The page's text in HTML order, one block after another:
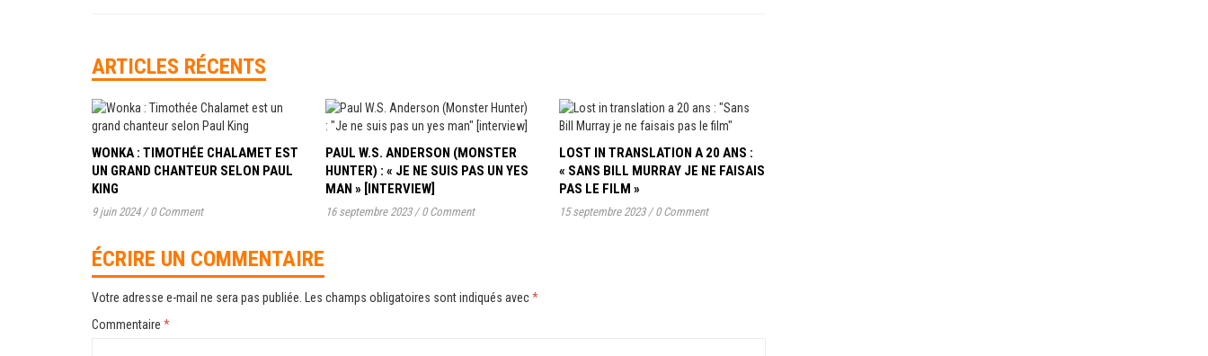
ARTICLES RÉCENTS
WONKA : TIMOTHÉE CHALAMET EST
UN GRAND CHANTEUR SELON PAUL
KING
9 juin 2024 / 0 Comment
PAUL W.S. ANDERSON (MONSTER
HUNTER) : « JE NE SUIS PAS UN YES
MAN » [INTERVIEW]
16 septembre 2023 / 0 Comment
LOST IN TRANSLATION A 20 ANS :
« SANS BILL MURRAY JE NE FAISAIS
PAS LE FILM »
15 septembre 2023 / 0 Comment
ÉCRIRE UN COMMENTAIRE
Votre adresse e-mail ne sera pas publiée. Les champs obligatoires sont indiqués avec*
Commentaire *